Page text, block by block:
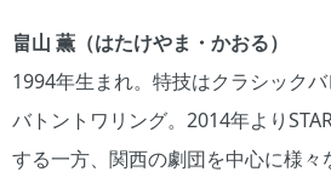
畠山 薫（はたけやま・かおる）
1994年生まれ。特技はクラシック
バトントワリング。2014年より
する一方、関西の劇団を中心に様